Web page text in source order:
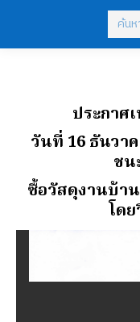
ประกาศ
วันที่ 16 ธันวา
ชน
ซื้อวัสดุงานบ้า
โด